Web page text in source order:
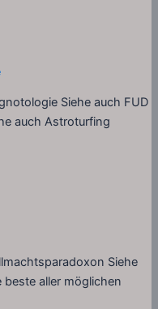
Siehe auch FUD
auch Astroturfing
Siehe
beste aller möglichen